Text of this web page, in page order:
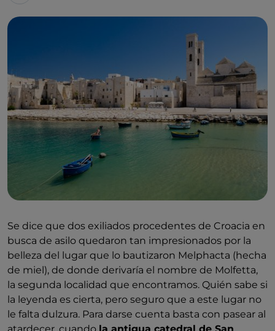
Se dice que dos exiliados procedentes de Croacia en
busca de asilo quedaron tan impresionados por la
belleza del lugar que lo bautizaron Melphacta (hecha
de miel), de donde derivaría el nombre de Molfetta,
la segunda localidad que encontramos. Quién sabe si
la leyenda es cierta, pero seguro que a este lugar no
le falta dulzura. Para darse cuenta basta con pasear al